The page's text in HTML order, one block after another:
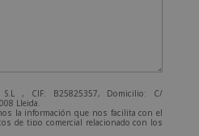
S.L , CIF: B25825357, Domicilio: C/
Lleida.
la información que nos facilita con el
de tipo comercial relacionado con los
productos que fueran de su interés.